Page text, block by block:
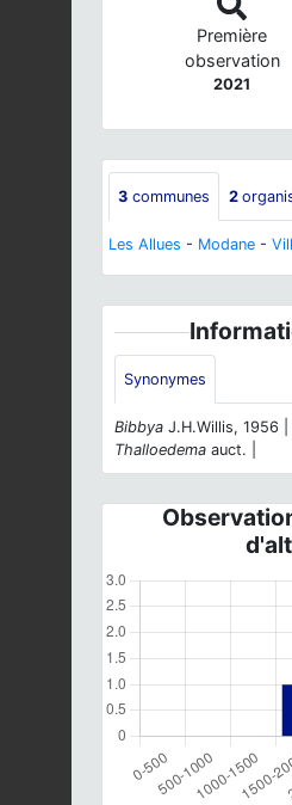
Première
observation
2021
3 communes 2
Les Allues - Modane -
Synonymes
Bibbya J.H.Willis, 1956 |
Thalloedema auct. |